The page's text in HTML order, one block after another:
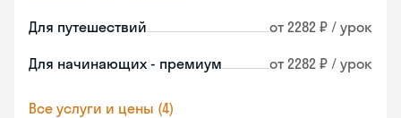
Для путешествий от 2282 ₽ / урок
Для начинающих - премиум от 2282 ₽ / урок
Все услуги и цены (4)